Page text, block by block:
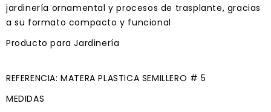
jardinería ornamental y procesos de trasplante, gracias
a su formato compacto y funcional
Producto para Jardinería
REFERENCIA: MATERA PLASTICA SEMILLERO # 5
MEDIDAS